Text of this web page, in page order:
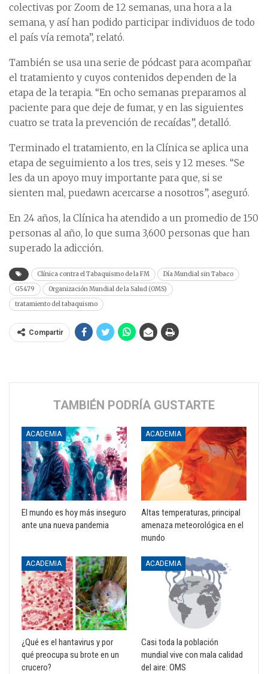
colectivas por Zoom de 12 semanas, una hora a la
semana, y así han podido participar individuos de todo
el país vía remota”, relató.
También se usa una serie de pódcast para acompañar
el tratamiento y cuyos contenidos dependen de la
etapa de la terapia. “En ocho semanas preparamos al
paciente para que deje de fumar, y en las siguientes
cuatro se trata la prevención de recaídas”, detalló.
Terminado el tratamiento, en la Clínica se aplica una
etapa de seguimiento a los tres, seis y 12 meses. “Se
les da un apoyo muy importante para que, si se
sienten mal, puedawn acercarse a nosotros”, aseguró.
En 24 años, la Clínica ha atendido a un promedio de 150
personas al año, lo que suma 3,600 personas que han
superado la adicción.
Clínica contra el Tabaquismo de la FM
Día Mundial sin Tabaco
G5479
Organización Mundial de la Salud (OMS)
tratamiento del tabaquismo
Compartir
TAMBIÉN PODRÍA GUSTARTE
ACADEMIA
El mundo es hoy más inseguro
ante una nueva pandemia
ACADEMIA
Altas temperaturas, principal
amenaza meteorológica en el
mundo
ACADEMIA
¿Qué es el hantavirus y por
qué preocupa su brote en un
crucero?
ACADEMIA
Casi toda la población
mundial vive con mala calidad
del aire: OMS